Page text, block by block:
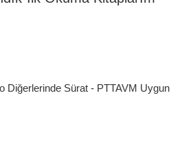
Diğerlerinde Sürat - PTTAVM Uygun